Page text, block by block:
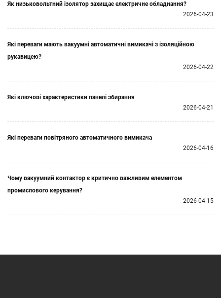
Як низьковольтний ізолятор захищає електричне обладнання?
2026-04-23
Які переваги мають вакуумні автоматичні вимикачі з ізоляційною
рукавицею?
2026-04-22
Які ключові характеристики панелі збирання
2026-04-21
Які переваги повітряного автоматичного вимикача
2026-04-16
Чому вакуумний контактор є критично важливим елементом
промислового керування?
2026-04-15